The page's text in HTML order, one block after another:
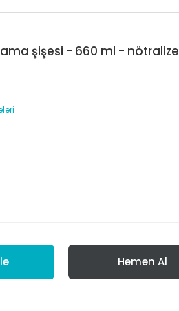
şişesi - 660 ml - nötralize
Hemen Al